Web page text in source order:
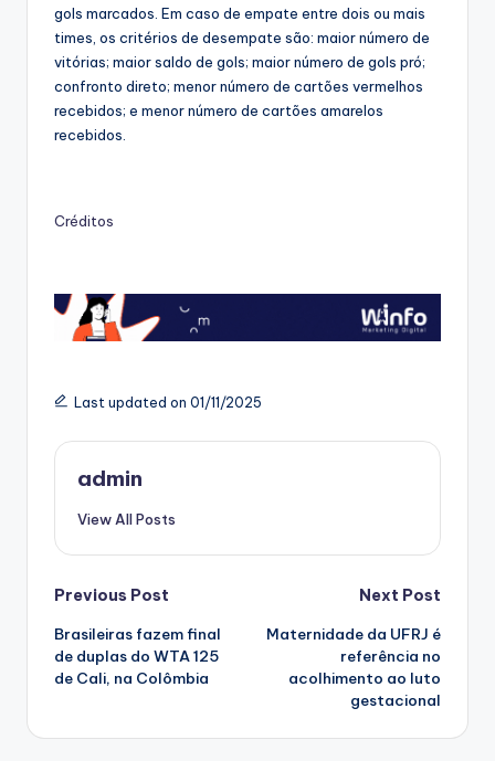
gols marcados. Em caso de empate entre dois ou mais
times, os critérios de desempate são: maior número de
vitórias; maior saldo de gols; maior número de gols pró;
confronto direto; menor número de cartões vermelhos
recebidos; e menor número de cartões amarelos
recebidos.
Créditos
Last updated on 01/11/2025
admin
View All Posts
Post
navigation
Previous Post
Brasileiras fazem final
de duplas do WTA 125
de Cali, na Colômbia
Next Post
Maternidade da UFRJ é
referência no
acolhimento ao luto
gestacional